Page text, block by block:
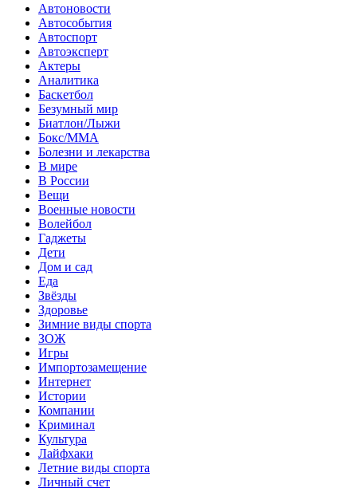
Автоновости
Автособытия
Автоспорт
Автоэксперт
Актеры
Аналитика
Баскетбол
Безумный мир
Биатлон/Лыжи
Бокс/MMA
Болезни и лекарства
В мире
В России
Вещи
Военные новости
Волейбол
Гаджеты
Дети
Дом и сад
Еда
Звёзды
Здоровье
Зимние виды спорта
ЗОЖ
Игры
Импортозамещение
Интернет
Истории
Компании
Криминал
Культура
Лайфхаки
Летние виды спорта
Личный счет